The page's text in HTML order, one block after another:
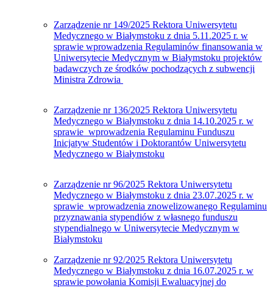
Zarządzenie nr 149/2025 Rektora Uniwersytetu
Medycznego w Białymstoku z dnia 5.11.2025 r. w
sprawie wprowadzenia Regulaminów finansowania w
Uniwersytecie Medycznym w Białymstoku projektów
badawczych ze środków pochodzących z subwencji
Ministra Zdrowia
Zarządzenie nr 136/2025 Rektora Uniwersytetu
Medycznego w Białymstoku z dnia 14.10.2025 r. w
sprawie wprowadzenia Regulaminu Funduszu
Inicjatyw Studentów i Doktorantów Uniwersytetu
Medycznego w Białymstoku
Zarządzenie nr 96/2025 Rektora Uniwersytetu
Medycznego w Białymstoku z dnia 23.07.2025 r. w
sprawie wprowadzenia znowelizowanego Regulaminu
przyznawania stypendiów z własnego funduszu
stypendialnego w Uniwersytecie Medycznym w
Białymstoku
Zarządzenie nr 92/2025 Rektora Uniwersytetu
Medycznego w Białymstoku z dnia 16.07.2025 r. w
sprawie powołania Komisji Ewaluacyjnej do